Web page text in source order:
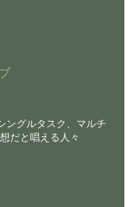
ングルタスク、マルチ
だと唱える人々